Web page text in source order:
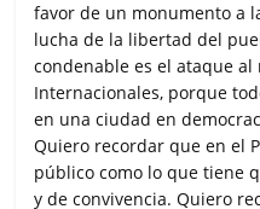
favor de un monumento a
lucha de la libertad del
condenable es el ataque
Internacionales, porque
en una ciudad en
Quiero recordar que en el
público como lo que tiene
y de convivencia. Quiero